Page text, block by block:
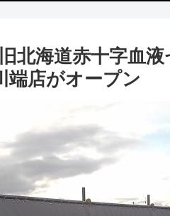
旧北海道赤十字血
端店がオープン